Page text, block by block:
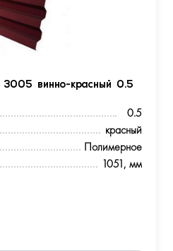
3005 винно-красный 0.5
0.5
красный
Полимерное
1051, мм